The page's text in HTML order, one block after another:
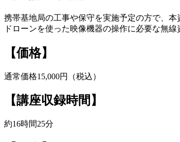
携帯基地局の工事や保守を実施予定の方で、
ドローンを使った映像機器の操作に必要な無
【価格】
通常価格15,000円（税込）
【講座収録時間】
約16時間25分